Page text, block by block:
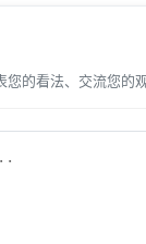
的看法、交流您的